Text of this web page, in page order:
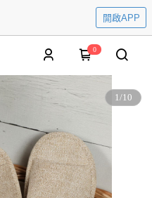
開啟APP
0
1/10